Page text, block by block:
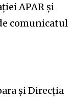
APAR și
comunicatul
și Direcția